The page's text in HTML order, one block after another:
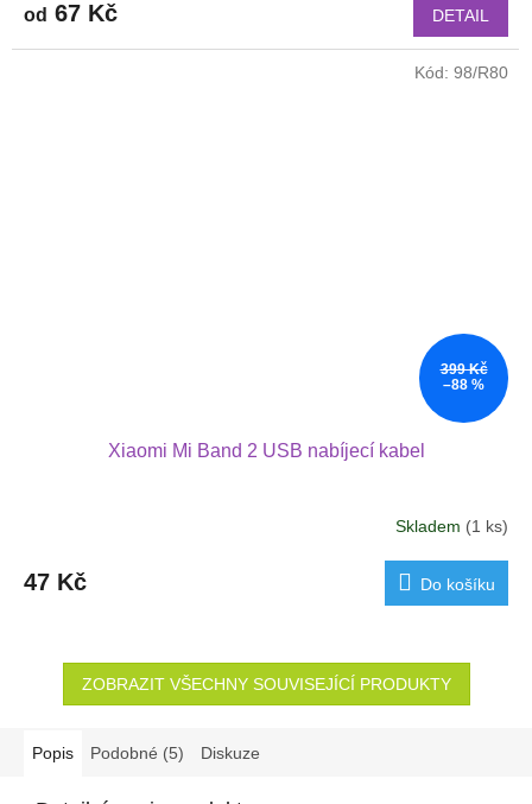
od 67 Kč DETAIL
399 Kč
–88 %
Xiaomi Mi Band 2 USB nabíjecí kabel
Skladem (1 ks)
47 Kč Do košíku
Kód: 98/R80
ZOBRAZIT VŠECHNY SOUVISEJÍCÍ PRODUKTY
Popis Podobné (5) Diskuze